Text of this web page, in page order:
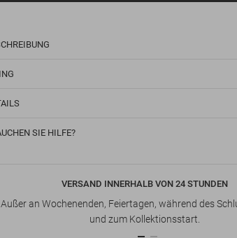
SIE HILFE?
VERSAND INNERHALB VON 24 STUNDEN
Außer an Wochenenden, Feiertagen, während des
und zum Kollektionsstart.